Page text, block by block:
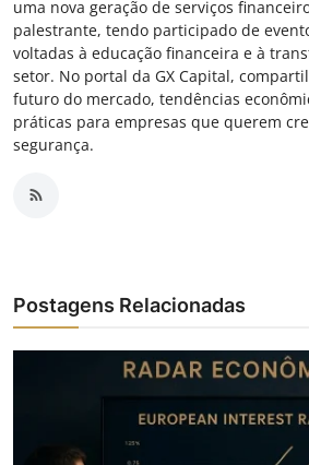
uma nova geração de serviços
palestrante, tendo participado de
voltadas à educação financeira e à
setor. No portal da GX Capital,
futuro do mercado, tendências
práticas para empresas que querem
segurança.
Postagens Relacionadas